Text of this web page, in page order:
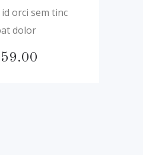
orci sem tinc
dolor
59.00